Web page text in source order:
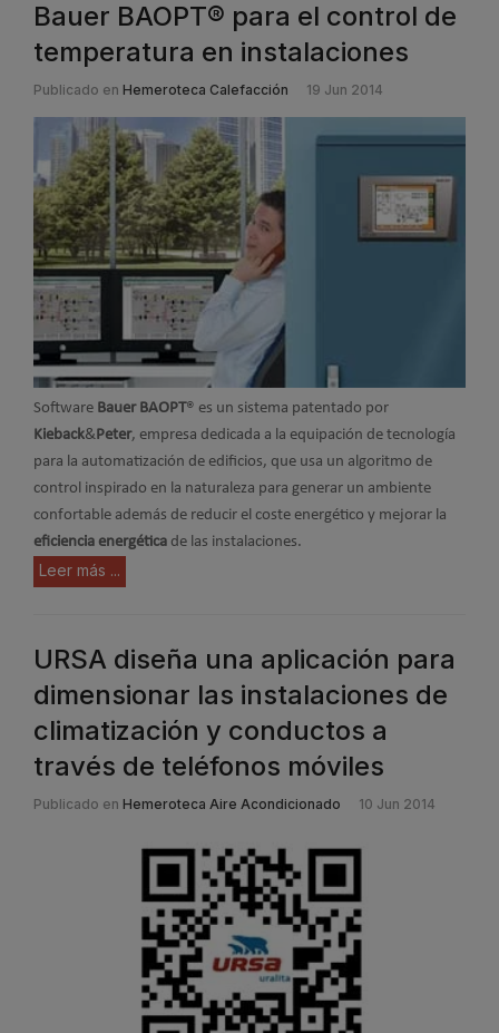
Bauer BAOPT® para el control de
temperatura en instalaciones
Publicado en Hemeroteca Calefacción 19 Jun 2014
Software Bauer BAOPT® es un sistema patentado por
Kieback&Peter, empresa dedicada a la equipación de tecnología
para la automatización de edificios, que usa un algoritmo de
control inspirado en la naturaleza para generar un ambiente
confortable además de reducir el coste energético y mejorar la
eficiencia energética de las instalaciones.
Leer más ...
URSA diseña una aplicación para
dimensionar las instalaciones de
climatización y conductos a
través de teléfonos móviles
Publicado en Hemeroteca Aire Acondicionado 10 Jun 2014